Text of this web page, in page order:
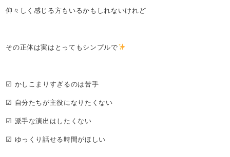
仰々しく感じる方もいるかもしれないけれど
その正体は実はとってもシンプルで
☑ かしこまりすぎるのは苦手
☑ 自分たちが主役になりたくない
☑ 派手な演出はしたくない
☑ ゆっくり話せる時間がほしい